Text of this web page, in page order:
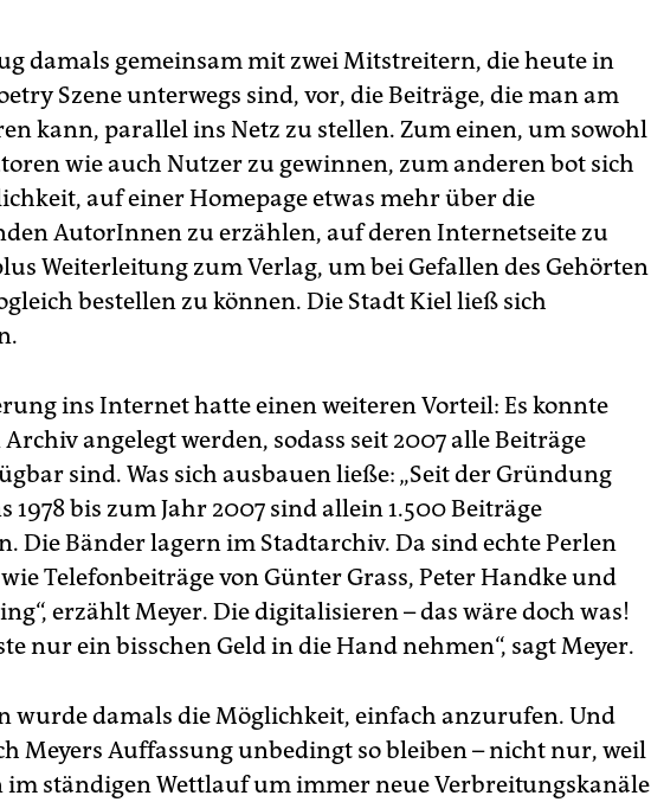
damals gemeinsam mit zwei Mitstreitern, die heute in
Szene unterwegs sind, vor, die Beiträge, die man am
kann, parallel ins Netz zu stellen. Zum einen, um sowohl
wie auch Nutzer zu gewinnen, zum anderen bot sich
auf einer Homepage etwas mehr über die
AutorInnen zu erzählen, auf deren Internetseite zu
Weiterleitung zum Verlag, um bei Gefallen des Gehörten
bestellen zu können. Die Stadt Kiel ließ sich
ins Internet hatte einen weiteren Vorteil: Es konnte
angelegt werden, sodass seit 2007 alle Beiträge
sind. Was sich ausbauen ließe: „Seit der Gründung
1978 bis zum Jahr 2007 sind allein 1.500 Beiträge
Die Bänder lagern im Stadtarchiv. Da sind echte Perlen
Telefonbeiträge von Günter Grass, Peter Handke und
erzählt Meyer. Die digitalisieren – das wäre doch was!
nur ein bisschen Geld in die Hand nehmen“, sagt Meyer.
wurde damals die Möglichkeit, einfach anzurufen. Und
Meyers Auffassung unbedingt so bleiben – nicht nur, weil
im ständigen Wettlauf um immer neue Verbreitungskanäle